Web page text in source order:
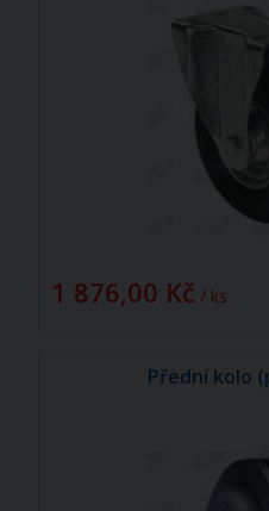
1 876,00 Kč / ks
Přední kolo